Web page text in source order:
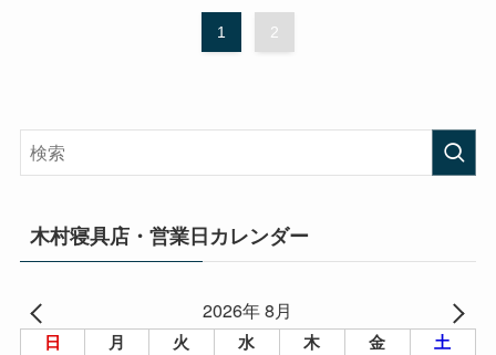
1 2
木村寝具店・営業日カレンダー
2026年 8月
日 月 火 水 木 金 土